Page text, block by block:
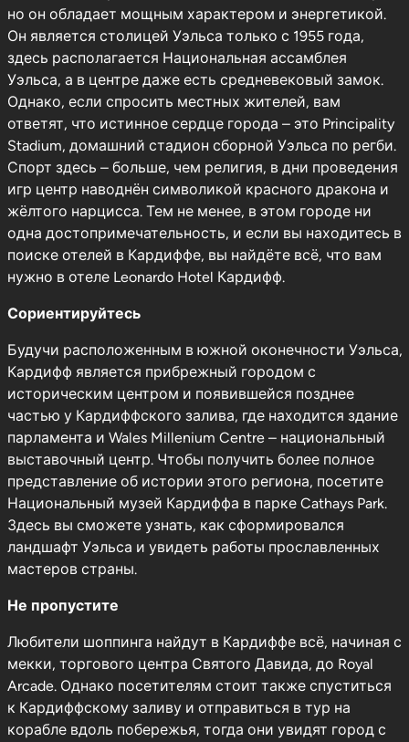
но он обладает мощным характером и энергетикой.
Он является столицей Уэльса только с 1955 года,
здесь располагается Национальная ассамблея
Уэльса, а в центре даже есть средневековый замок.
Однако, если спросить местных жителей, вам
ответят, что истинное сердце города – это Principality
Stadium, домашний стадион сборной Уэльса по регби.
Спорт здесь – больше, чем религия, в дни проведения
игр центр наводнён символикой красного дракона и
жёлтого нарцисса. Тем не менее, в этом городе ни
одна достопримечательность, и если вы находитесь в
поиске отелей в Кардиффе, вы найдёте всё, что вам
нужно в отеле Leonardo Hotel Кардифф.
Сориентируйтесь
Будучи расположенным в южной оконечности Уэльса,
Кардифф является прибрежный городом с
историческим центром и появившейся позднее
частью у Кардиффского залива, где находится здание
парламента и Wales Millenium Centre – национальный
выставочный центр. Чтобы получить более полное
представление об истории этого региона, посетите
Национальный музей Кардиффа в парке Cathays Park.
Здесь вы сможете узнать, как сформировался
ландшафт Уэльса и увидеть работы прославленных
мастеров страны.
Не пропустите
Любители шоппинга найдут в Кардиффе всё, начиная с
мекки, торгового центра Святого Давида, до Royal
Arcade. Однако посетителям стоит также спуститься
к Кардиффскому заливу и отправиться в тур на
корабле вдоль побережья, тогда они увидят город с